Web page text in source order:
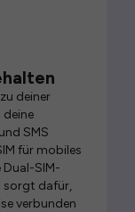
deiner
deine
SMS
für mobiles
Dual-SIM-
sorgt dafür,
verbunden